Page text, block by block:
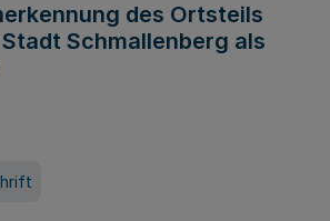
des Ortsteils
Schmallenberg als